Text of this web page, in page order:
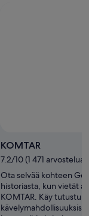
KOMTAR
7.2/10 (1 471 arvostelua)
Ota selvää kohteen
historiasta, kun vietät
KOMTAR. Käy